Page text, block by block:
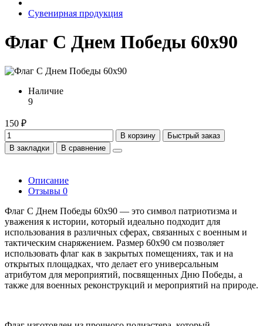
Сувенирная продукция
Флаг С Днем Победы 60х90
Наличие
9
150 ₽
В корзину
Быстрый заказ
В закладки
В сравнение
Описание
Отзывы 0
Флаг С Днем Победы 60х90 — это символ патриотизма и
уважения к истории, который идеально подходит для
использования в различных сферах, связанных с военным и
тактическим снаряжением. Размер 60х90 см позволяет
использовать флаг как в закрытых помещениях, так и на
открытых площадках, что делает его универсальным
атрибутом для мероприятий, посвященных Дню Победы, а
также для военных реконструкций и мероприятий на природе.